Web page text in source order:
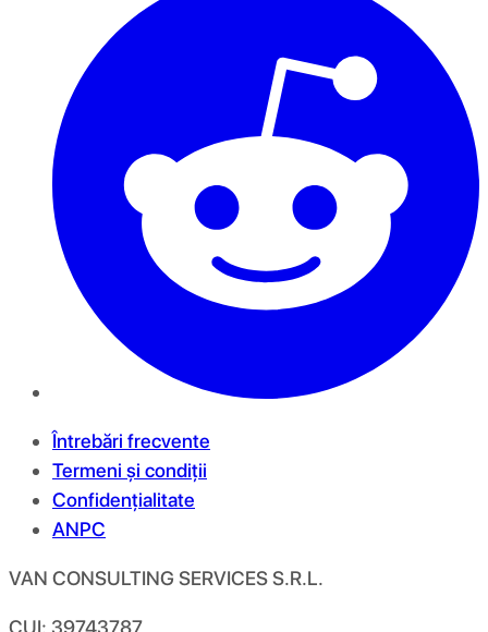
Întrebări frecvente
Termeni și condiții
Confidențialitate
ANPC
VAN CONSULTING SERVICES S.R.L.
CUI: 39743787